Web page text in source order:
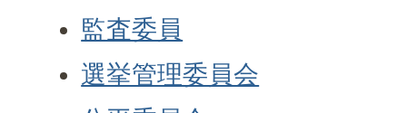
監査委員
選挙管理委員会